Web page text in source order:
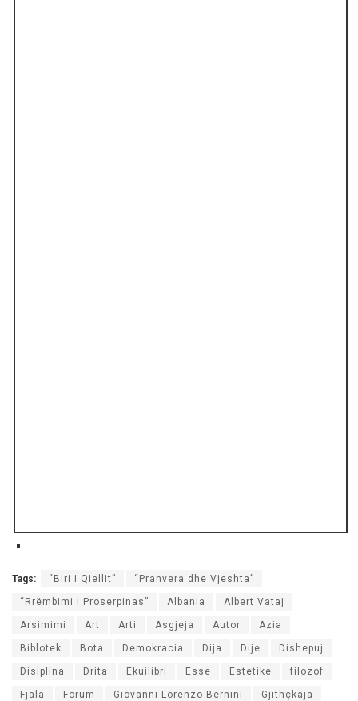
Tags: “Biri i Qiellit” “Pranvera dhe Vjeshta”
“Rrëmbimi i Proserpinas” Albania Albert Vataj
Arsimimi Art Arti Asgjeja Autor Azia
Biblotek Bota Demokracia Dija Dije Dishepuj
Disiplina Drita Ekuilibri Esse Estetike filozof
Fjala Forum Giovanni Lorenzo Bernini Gjithçkaja